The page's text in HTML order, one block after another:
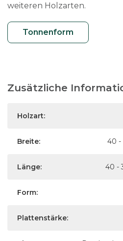
weiteren Holzarten.
Tonnenform
Zusätzliche
Holzart:
Breite: 40 -
Länge: 40 -
Form:
Plattenstärke: